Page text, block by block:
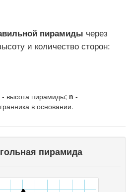
пирамиды через
и количество сторон:
\cdot a^2 \cdot
- высота пирамиды; n -
в основании.
пирамида